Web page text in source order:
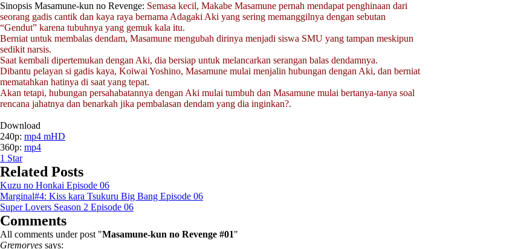
Sinopsis Masamune-kun no Revenge: Semasa kecil, Makabe Masamune pernah mendapat penghinaan dari
seorang gadis cantik dan kaya raya bernama Adagaki Aki yang sering memanggilnya dengan sebutan
“Gendut” karena tubuhnya yang gemuk kala itu.
Berniat untuk membalas dendam, Masamune mengubah dirinya menjadi siswa SMU yang tampan meskipun
sedikit narsis.
Saat kembali dipertemukan dengan Aki, dia bersiap untuk melancarkan serangan balas dendamnya.
Dibantu pelayan si gadis kaya, Koiwai Yoshino, Masamune mulai menjalin hubungan dengan Aki, dan berniat
mematahkan hatinya di saat yang tepat.
Akan tetapi, hubungan persahabatannya dengan Aki mulai tumbuh dan Masamune mulai bertanya-tanya soal
rencana jahatnya dan benarkah jika pembalasan dendam yang dia inginkan?.
Download
240p: mp4 mHD
360p: mp4
1 Star
Related Posts
Kuzu no Honkai Episode 06
Marginal#4: Kiss kara Tsukuru Big Bang Episode 06
Super Lovers Season 2 Episode 06
Comments
All comments under post "Masamune-kun no Revenge #01"
Gremoryes says: